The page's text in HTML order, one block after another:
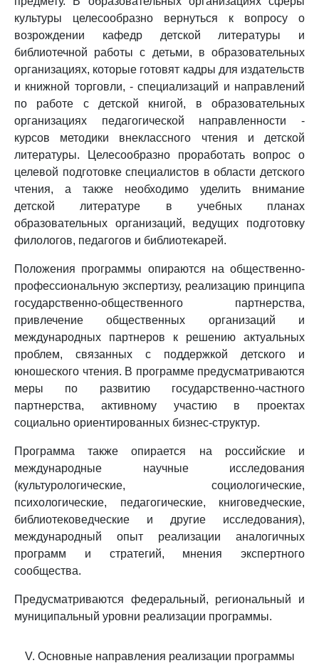
культуры целесообразно вернуться к вопросу о
возрождении кафедр детской литературы и
библиотечной работы с детьми, в образовательных
организациях, которые готовят кадры для издательств
и книжной торговли, - специализаций и направлений
по работе с детской книгой, в образовательных
организациях педагогической направленности -
курсов методики внеклассного чтения и детской
литературы. Целесообразно проработать вопрос о
целевой подготовке специалистов в области детского
чтения, а также необходимо уделить внимание
детской литературе в учебных планах
образовательных организаций, ведущих подготовку
филологов, педагогов и библиотекарей.
Положения программы опираются на общественно-
профессиональную экспертизу, реализацию принципа
государственно-общественного партнерства,
привлечение общественных организаций и
международных партнеров к решению актуальных
проблем, связанных с поддержкой детского и
юношеского чтения. В программе предусматриваются
меры по развитию государственно-частного
партнерства, активному участию в проектах
социально ориентированных бизнес-структур.
Программа также опирается на российские и
международные научные исследования
(культурологические, социологические,
психологические, педагогические, книговедческие,
библиотековедческие и другие исследования),
международный опыт реализации аналогичных
программ и стратегий, мнения экспертного
сообщества.
Предусматриваются федеральный, региональный и
муниципальный уровни реализации программы.
V. Основные направления реализации программы